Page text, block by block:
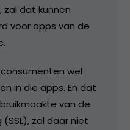
dat kunnen
voor apps van de
wel
in die apps. En dat
van de
zal daar niet